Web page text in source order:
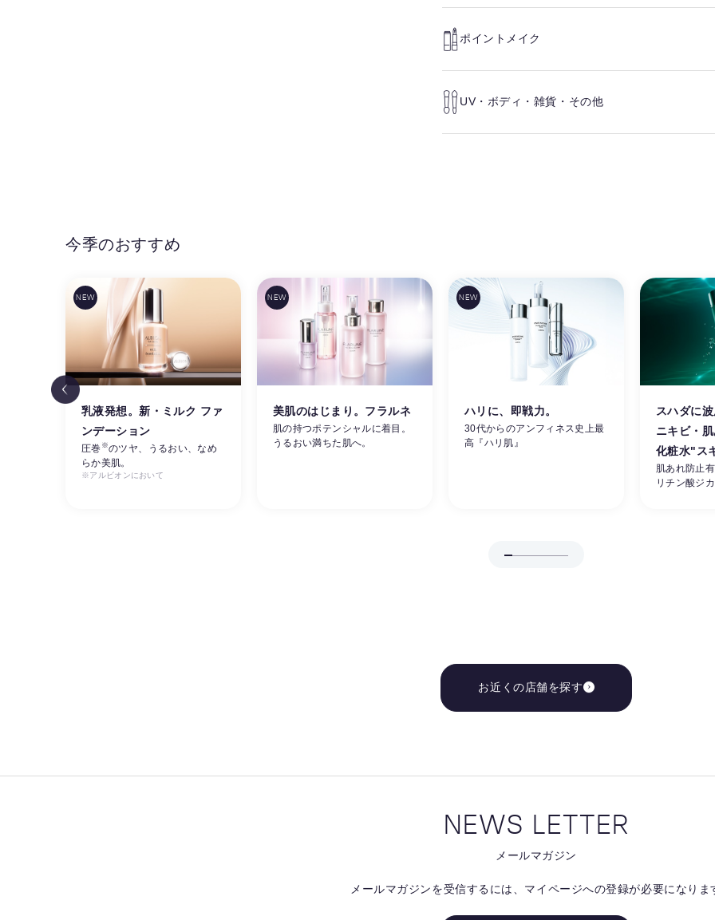
ポイントメイク
UV・ボディ・雑貨・その他
今季のおすすめ
乳液発想。新・ミルク ファ
ンデーション
圧巻 ※のツヤ、うるおい、なめ
らか美肌。
※アルビオンにおいて
美肌のはじまり。フラルネ
肌の持つポテンシャルに着目。
うるおい満ちた肌へ。
ハリに、即戦力。
30代からのアンフィネス史上最
高『ハリ肌』
スハダに
ニキビ・
化粧水"ス
肌あれ防止
リチン酸ジ
お近くの店舗を探す
NEWS LETTER
メールマガジン
メールマガジンを受信するには、 マイページへの登録が必要になりま